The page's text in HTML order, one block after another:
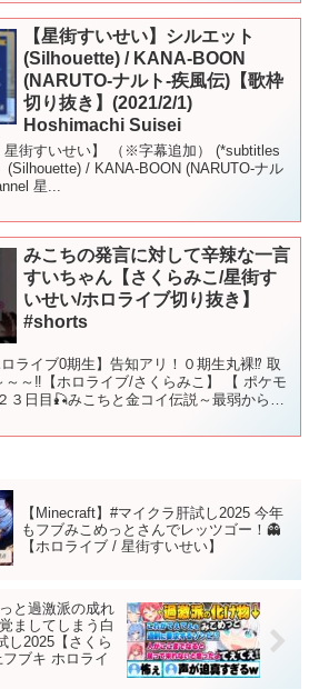
【星街すいせい】シルエット
(Silhouette) / KANA-BOON
(NARUTO-ナルト-疾風伝)【歌枠
切り抜き】(2021/2/1)
Hoshimachi Suisei
星街すいせい】 （※字幕追加） (*subtitles
(Silhouette) / KANA-BOON (NARUTO-ナル
星...
みこちの発言に対して辛辣な一言
すいちゃん【さくらみこ/星街す
いせい/ホロライブ切り抜き】
#shorts
ライブ0期生】告知アリ！０期生丸裸⁉ 取
～‼【ホロライブ/さくらみこ】 【 ポケモ
３日目🎣みこちと金コイ伝説～最弱からみ
【Minecraft】#マイクラ肝試し2025 今年
もフブみこめっとさんでレッツゴー！👻
【ホロライブ / 星街すいせい】
と過激派の成れ
ましてしまう白
し2025【さくら
ブキ ホロライ